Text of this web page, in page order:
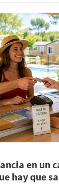
en un
hay que